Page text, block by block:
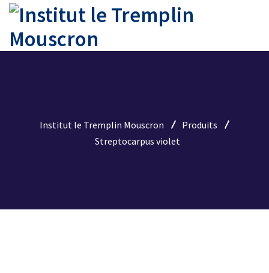
Institut le Tremplin Mouscron
Produits
Streptocarpus violet